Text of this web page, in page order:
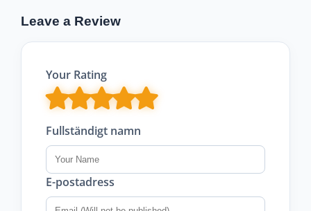
Leave a Review
Your Rating
Fullständigt namn
E-postadress